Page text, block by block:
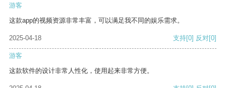
游客
这款app的视频资源非常丰富，可以满足我不同的娱乐需求。
2025-04-18 支持[0] 反对[0]
游客
这款软件的设计非常人性化，使用起来非常方便。